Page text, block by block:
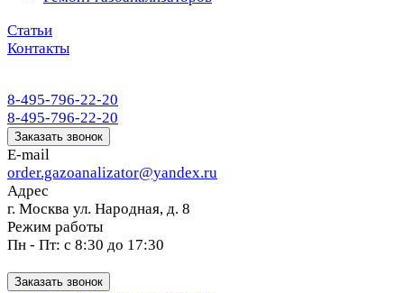
Статьи
Контакты
8-495-796-22-20
8-495-796-22-20
Заказать звонок
E-mail
order.gazoanalizator@yandex.ru
Адрес
г. Москва ул. Народная, д. 8
Режим работы
Пн - Пт: с 8:30 до 17:30
Заказать звонок